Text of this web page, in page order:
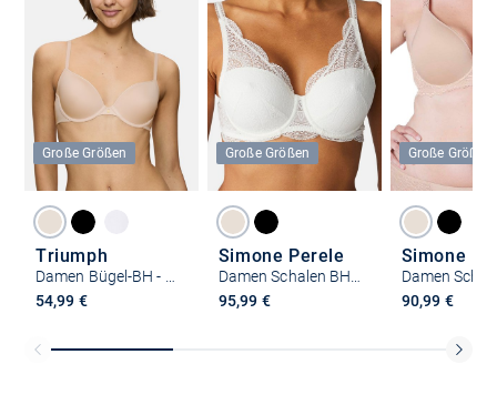
Große Größen
Triumph
54,99 €
Große Größen
Simone Perele
95,99 €
Große Größen
Simone
90,99 €